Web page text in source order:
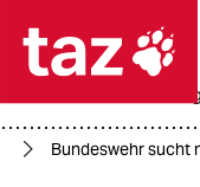

Bundeswehr sucht